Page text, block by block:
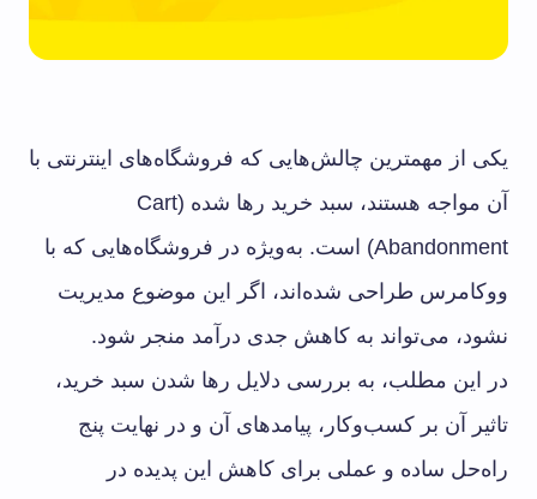
یکی از مهمترین چالش‌هایی که فروشگاه‌های اینترنتی با
آن مواجه هستند، سبد خرید رها شده (Cart
Abandonment) است. به‌ویژه در فروشگاه‌هایی که با
ووکامرس طراحی شده‌اند، اگر این موضوع مدیریت
نشود، می‌تواند به کاهش جدی درآمد منجر شود.
در این مطلب، به بررسی دلایل رها شدن سبد خرید،
تاثیر آن بر کسب‌وکار، پیامدهای آن و در نهایت پنج
راه‌حل ساده و عملی برای کاهش این پدیده در